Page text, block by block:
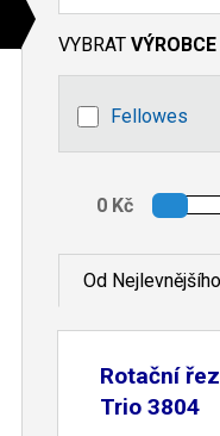
VYBRAT VÝROBCE
Fellowes
Od Nejlevnějšího
Rotační
Trio 3804